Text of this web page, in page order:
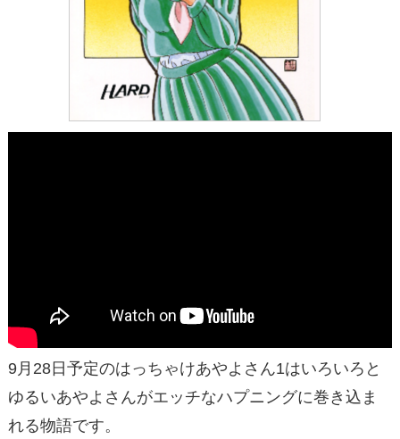
9月28日予定のはっちゃけあやよさん1はいろいろと
ゆるいあやよさんがエッチなハプニングに巻き込ま
れる物語です。